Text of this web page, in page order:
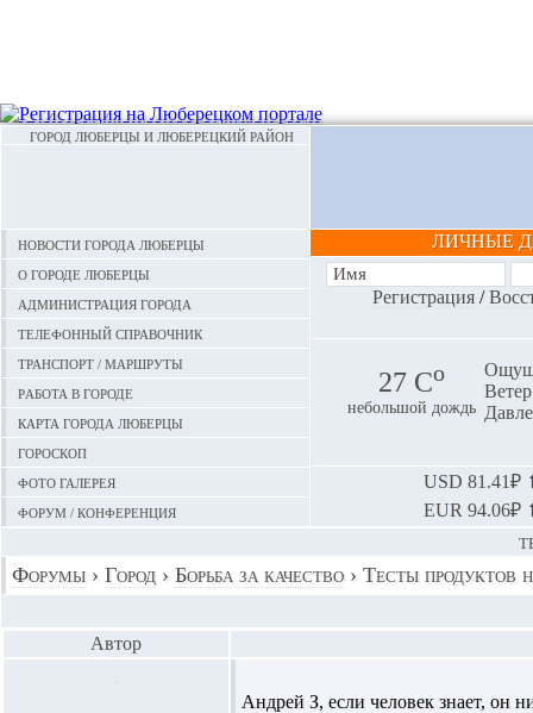
ГОРОД ЛЮБЕРЦЫ И ЛЮБЕРЕЦКИЙ РАЙОН
Новости города Люберцы
О городе Люберцы
Администрация города
Телефонный справочник
Транспорт / маршруты
Работа в городе
Карта города Люберцы
Гороскоп
Фото галерея
Форум / конференция
ЛИЧНЫЕ
Регистрация/
27 Сo
небольшой дождь
USD 81.41₽
EUR 94.06₽
Форумы › Город › Борьба за качество › Тесты продуктов
Автор
Андрей З, если человек знает, он